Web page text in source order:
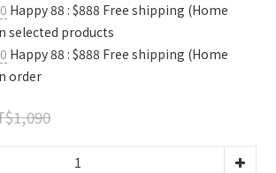
Happy 88 : $888 Free shipping (Home
selected products
Happy 88 : $888 Free shipping (Home
order